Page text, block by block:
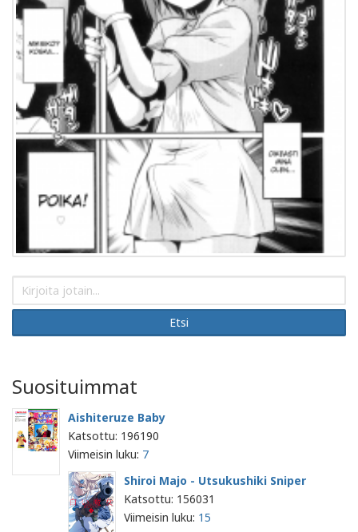
Etsi
Suosituimmat
Aishiteruze Baby
Katsottu: 196190
Viimeisin luku: 7
Shiroi Majo - Utsukushiki Sniper
Katsottu: 156031
Viimeisin luku: 15